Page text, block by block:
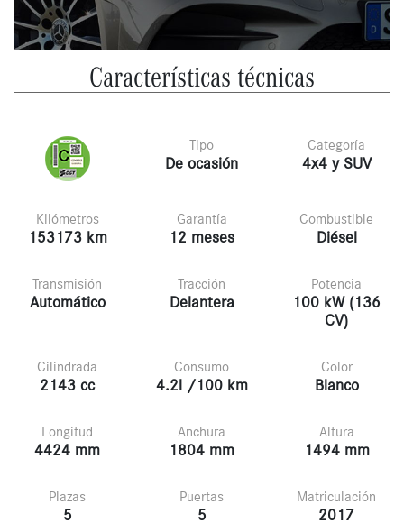
Características técnicas
Tipo
De ocasión
Categoría
4x4 y SUV
Kilómetros
153173 km
Garantía
12 meses
Combustible
Diésel
Transmisión
Automático
Tracción
Delantera
Potencia
100 kW (136
CV)
Cilindrada
2143 cc
Consumo
4.2l /100 km
Color
Blanco
Longitud
4424 mm
Anchura
1804 mm
Altura
1494 mm
Plazas
5
Puertas
5
Matriculación
2017